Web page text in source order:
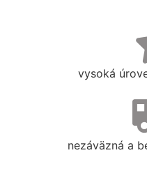
vysoká
nezáväzná a